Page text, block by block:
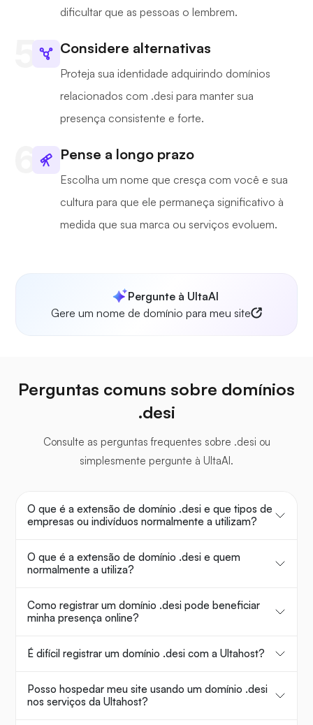
dificultar que as pessoas o lembrem.
Considere alternativas
Proteja sua identidade adquirindo domínios
relacionados com .desi para manter sua
presença consistente e forte.
Pense a longo prazo
Escolha um nome que cresça com você e sua
cultura para que ele permaneça significativo à
medida que sua marca ou serviços evoluem.
Pergunte à UltaAI
Gere um nome de domínio para meu site
Perguntas comuns sobre domínios
.desi
Consulte as perguntas frequentes sobre .desi ou
simplesmente pergunte à UltaAI.
O que é a extensão de domínio .desi e que tipos de
empresas ou indivíduos normalmente a utilizam?
O que é a extensão de domínio .desi e quem
normalmente a utiliza?
Como registrar um domínio .desi pode beneficiar
minha presença online?
É difícil registrar um domínio .desi com a Ultahost?
Posso hospedar meu site usando um domínio .desi
nos serviços da Ultahost?